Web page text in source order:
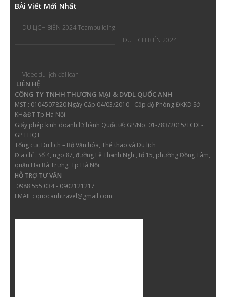
BÀi Viết Mới Nhất
DU LỊCH BIỂN 2024 Teambuilding
DU LỊCH BIỂN 2024
Video du lịch đài loan
LIÊN HỆ
CÔNG TY TNHH THƯƠNG MẠI & DVDL QUỐC ANH
MST : 0104507820 Ngày Cấp 04/03/2010 - Cấp độ Phòng ĐKKD Sở
KH&ĐT Tp Hà Nội
Giấy phép kinh doanh lữ hành Quốc tế: GP/No: 01-783/2015/TCDL-
GP LHQT
Tổng cục Du lịch – Bộ Văn hóa, Thể thao và Du lịch
Địa chỉ : Số 4, ngõ 87, đường Lê Thanh Nghị, tổ 15, phường Đồng Tâm,
quận Hai Bà Trưng, Tp Hà Nội.
HỖ TRỢ TƯ VẤN
0988.555.034 - 0902121217
EMAIL : quocanhtravel@gmail.com